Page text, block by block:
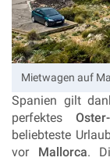
Mietwagen auf
Spanien gilt
perfektes
beliebteste
vor Mallorca.